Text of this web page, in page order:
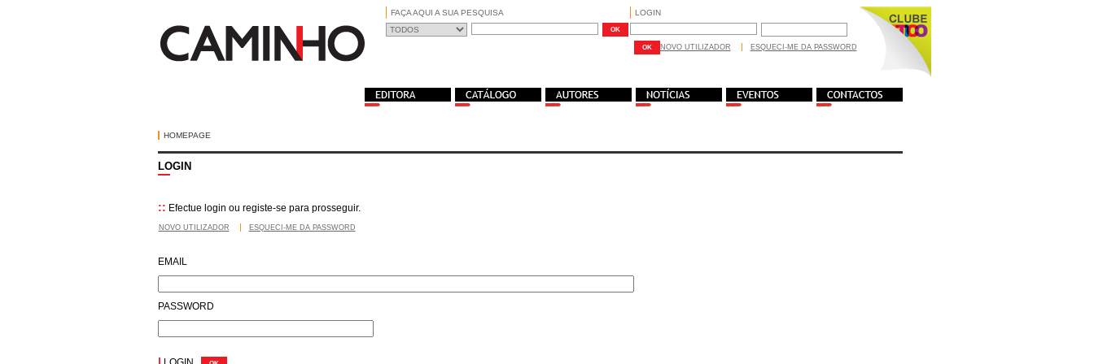
FAÇA AQUI A SUA PESQUISA LOGIN
NOVO UTILIZADOR ESQUECI-ME DA PASSWORD
HOMEPAGE
LOGIN
:: Efectue login ou registe-se para prosseguir.
NOVO UTILIZADOR ESQUECI-ME DA PASSWORD
EMAIL
PASSWORD